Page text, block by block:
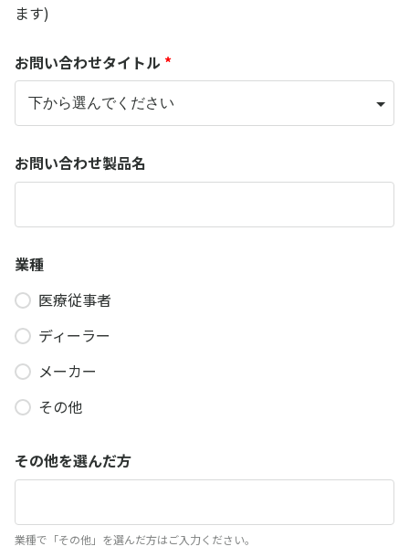
ます)
お問い合わせタイトル *
お問い合わせ製品名
業種
医療従事者
ディーラー
メーカー
その他
その他を選んだ方
業種で「その他」を選んだ方はご入力ください。